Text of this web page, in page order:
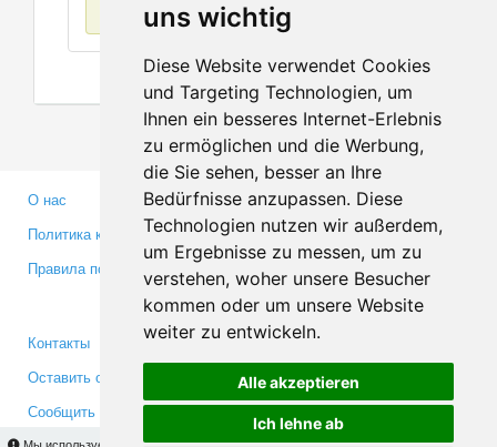
uns wichtig
Diese Website verwendet Cookies
und Targeting Technologien, um
Ihnen ein besseres Internet-Erlebnis
zu ermöglichen und die Werbung,
die Sie sehen, besser an Ihre
Bedürfnisse anzupassen. Diese
Technologien nutzen wir außerdem,
um Ergebnisse zu messen, um zu
verstehen, woher unsere Besucher
kommen oder um unsere Website
weiter zu entwickeln.
Alle akzeptieren
Ich lehne ab
О нас
Политика конфиденциальности
Правила пользования
Партнерам
Инвесторам
Медиа
Контакты
Оставить отзыв
Сообщить об ошибке
Facebook
Twitter
YouTube